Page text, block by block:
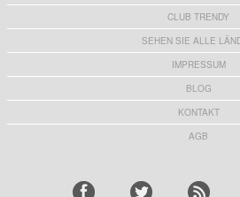
CLUB TRENDY
SEHEN SIE ALLE
IMPRESSUM
BLOG
KONTAKT
AGB